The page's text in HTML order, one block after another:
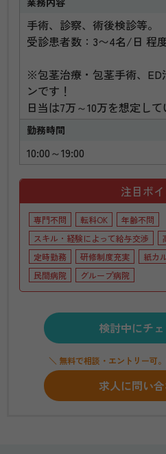
手術、診察、術後検診等。
受診患者数：3〜4名/日 程
※包茎治療・包茎手術、ED
ンです！
日当は7万～10万を想定して
勤務時間
10:00～19:00
注目ポ
専門不問 転科OK
年齢不問
スキル・経験によって給与交渉
定時勤務
研修制度充実 紙カ
民間病院
グループ病院
検討中にチ
＼ 無料で相談・エントリー可
求人に問い